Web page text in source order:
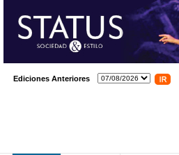
Ediciones Anteriores